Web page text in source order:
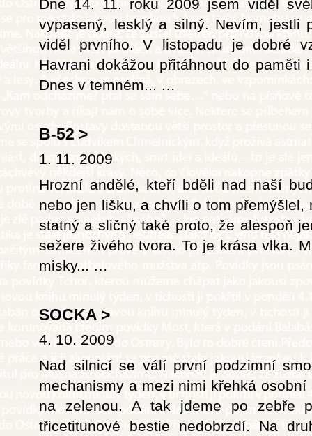
Dne 14. 11. roku 2009 jsem viděl
vypasený, lesklý a silný. Nevím, jestli
viděl prvního. V listopadu je dobré
Havrani dokážou přitáhnout do
Dnes v temném... …
B-52 >
1. 11. 2009
Hrozní andělé, kteří bděli nad naší
nebo jen lišku, a chvíli o tom
statný a sličný také proto, že alespoň
sežere živého tvora. To je krása vlka.
misky... …
SOCKA >
4. 10. 2009
Nad silnicí se válí první podzimní
mechanismy a mezi nimi křehká
na zelenou. A tak jdeme po zebře
třicetitunové bestie nedobrzdí. Na